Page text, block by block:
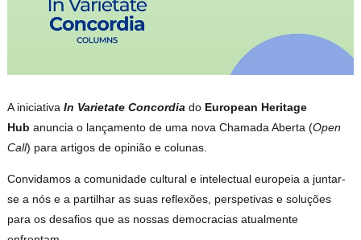
A iniciativaIn Varietate Concordia do European Heritage
Hub anuncia o lançamento de uma nova Chamada Aberta (Open
Call) para artigos de opinião e colunas.
Convidamos a comunidade cultural e intelectual europeia a juntar-
se a nós e a partilhar as suas reflexões, perspetivas e soluções
para os desafios que as nossas democracias atualmente